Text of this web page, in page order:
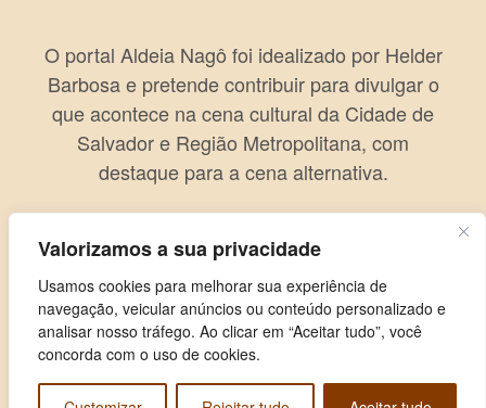
Valorizamos a sua privacidade
Usamos cookies para melhorar sua experiência de
navegação, veicular anúncios ou conteúdo personalizado e
analisar nosso tráfego. Ao clicar em “Aceitar tudo”, você
concorda com o uso de cookies.
O portal Aldeia Nagô foi idealizado por Helder
Barbosa e pretende contribuir para divulgar o
que acontece na cena cultural da Cidade de
Salvador e Região Metropolitana, com
destaque para a cena alternativa.